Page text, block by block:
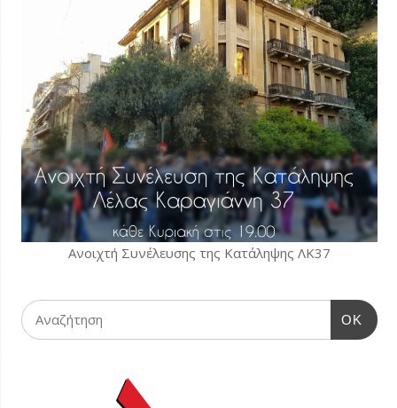
Ανοιχτή Συνέλευσης της Κατάληψης ΛΚ37
OK